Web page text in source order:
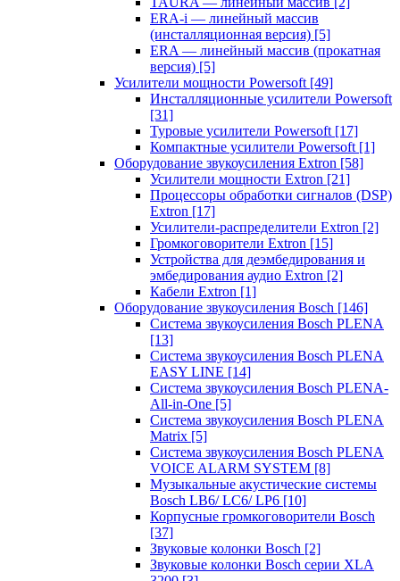
ERA-i — линейный массив
(инсталляционная версия) [5]
ERA — линейный массив (прокатная
версия) [5]
Усилители мощности Powersoft [49]
Инсталляционные усилители Powersoft
[31]
Туровые усилители Powersoft [17]
Компактные усилители Powersoft [1]
Оборудование звукоусиления Extron [58]
Усилители мощности Extron [21]
Процессоры обработки сигналов (DSP)
Extron [17]
Усилители-распределители Extron [2]
Громкоговорители Extron [15]
Устройства для деэмбедирования и
эмбедирования аудио Extron [2]
Кабели Extron [1]
Оборудование звукоусиления Bosch [146]
Система звукоусиления Bosch PLENA
[13]
Система звукоусиления Bosch PLENA
EASY LINE [14]
Система звукоусиления Bosch PLENA-
All-in-One [5]
Система звукоусиления Bosch PLENA
Matrix [5]
Система звукоусиления Bosch PLENA
VOICE ALARM SYSTEM [8]
Музыкальные акустические системы
Bosch LB6/ LC6/ LP6 [10]
Корпусные громкоговорители Bosch
[37]
Звуковые колонки Bosch [2]
Звуковые колонки Bosch серии XLA